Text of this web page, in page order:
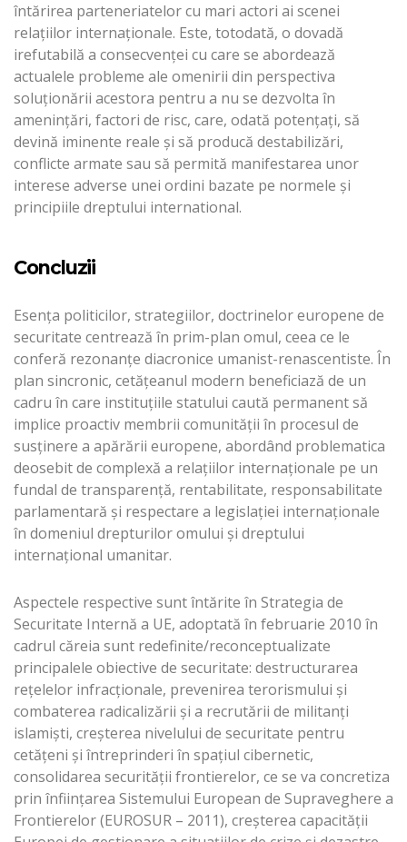
întărirea parteneriatelor cu mari actori ai scenei
relațiilor internaționale. Este, totodată, o dovadă
irefutabilă a consecvenței cu care se abordează
actualele probleme ale omenirii din perspectiva
soluționării acestora pentru a nu se dezvolta în
amenințări, factori de risc, care, odată potențați, să
devină iminente reale și să producă destabilizări,
conflicte armate sau să permită manifestarea unor
interese adverse unei ordini bazate pe normele și
principiile dreptului international.
Concluzii
Esența politicilor, strategiilor, doctrinelor europene de
securitate centrează în prim-plan omul, ceea ce le
conferă rezonanțe diacronice umanist-renascentiste. În
plan sincronic, cetățeanul modern beneficiază de un
cadru în care instituțiile statului caută permanent să
implice proactiv membrii comunității în procesul de
susținere a apărării europene, abordând problematica
deosebit de complexă a relațiilor internaționale pe un
fundal de transparență, rentabilitate, responsabilitate
parlamentară și respectare a legislației internaționale
în domeniul drepturilor omului și dreptului
internațional umanitar.
Aspectele respective sunt întărite în Strategia de
Securitate Internă a UE, adoptată în februarie 2010 în
cadrul căreia sunt redefinite/reconceptualizate
principalele obiective de securitate: destructurarea
rețelelor infracționale, prevenirea terorismului și
combaterea radicalizării și a recrutării de militanți
islamiști, creșterea nivelului de securitate pentru
cetățeni și întreprinderi în spațiul cibernetic,
consolidarea securității frontierelor, ce se va concretiza
prin înființarea Sistemului European de Supraveghere a
Frontierelor (EUROSUR – 2011), creșterea capacității